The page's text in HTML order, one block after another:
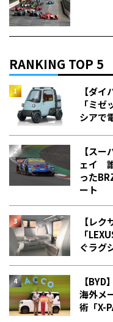
RANKING TOP 5
【ダ
「ミ
シアで
【ス
ェイ
った
ート
【レ
「
ぐラグ
【
海外メ
術「X-